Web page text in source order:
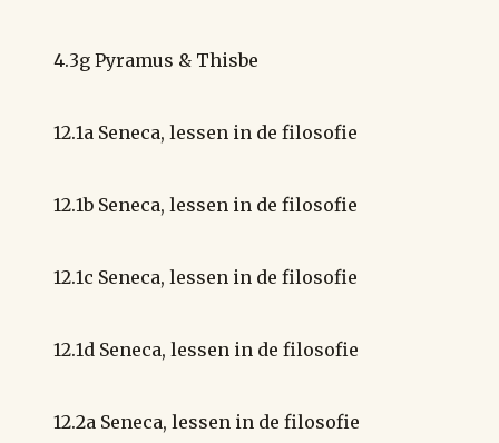
4.3g Pyramus & Thisbe
12.1a Seneca, lessen in de filosofie
12.1b Seneca, lessen in de filosofie
12.1c Seneca, lessen in de filosofie
12.1d Seneca, lessen in de filosofie
12.2a Seneca, lessen in de filosofie